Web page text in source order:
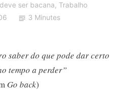
ser bacana, Trabalho
3 Minutes
saber do que pode dar certo
tempo a perder”
Go back)